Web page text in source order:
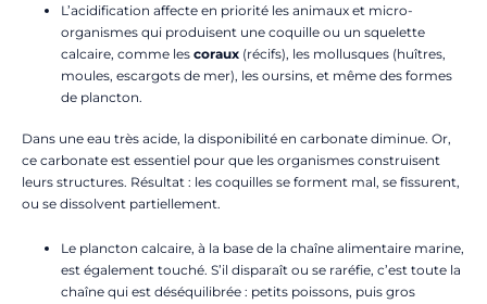
L’acidification affecte en priorité les animaux et micro-
organismes qui produisent une coquille ou un squelette
calcaire, comme les coraux (récifs), les mollusques (huîtres,
moules, escargots de mer), les oursins, et même des formes
de plancton.
Dans une eau très acide, la disponibilité en carbonate diminue. Or,
ce carbonate est essentiel pour que les organismes construisent
leurs structures. Résultat : les coquilles se forment mal, se fissurent,
ou se dissolvent partiellement.
Le plancton calcaire, à la base de la chaîne alimentaire marine,
est également touché. S’il disparaît ou se raréfie, c’est toute la
chaîne qui est déséquilibrée : petits poissons, puis gros